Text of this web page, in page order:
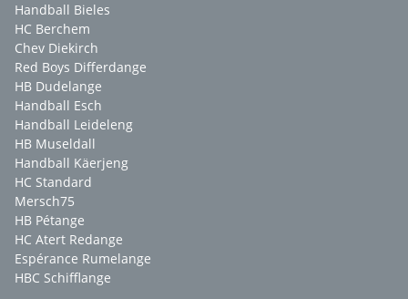
Handball Bieles
HC Berchem
Chev Diekirch
Red Boys Differdange
HB Dudelange
Handball Esch
Handball Leideleng
HB Museldall
Handball Käerjeng
HC Standard
Mersch75
HB Pétange
HC Atert Redange
Espérance Rumelange
HBC Schifflange